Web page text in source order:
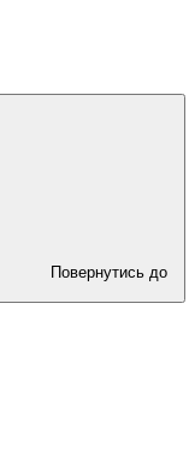
Повернутись до